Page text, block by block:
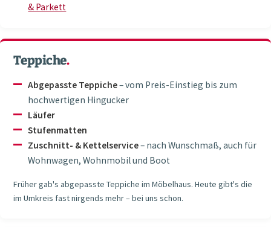
& Parkett
Teppiche.
Abgepasste Teppiche– vom Preis-Einstieg bis zum
hochwertigen Hingucker
Läufer
Stufenmatten
Zuschnitt- & Kettelservice– nach Wunschmaß, auch für
Wohnwagen, Wohnmobil und Boot
Früher gab's abgepasste Teppiche im Möbelhaus. Heute gibt's die
im Umkreis fast nirgends mehr – bei uns schon.